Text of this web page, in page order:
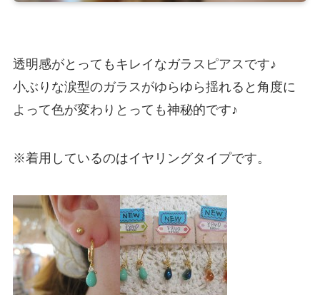
透明感がとってもキレイなガラスピアスです♪
小ぶりな涙型のガラスがゆらゆら揺れると角度に
よって色が変わりとっても神秘的です♪
※着用しているのはイヤリングタイプです。